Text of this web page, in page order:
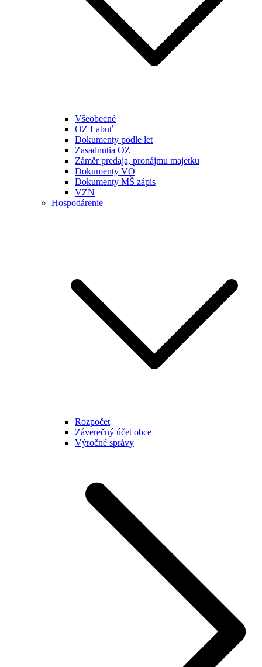
Všeobecné
OZ Labuť
Dokumenty podle let
Zasadnutia OZ
Záměr predaja, pronájmu majetku
Dokumenty VO
Dokumenty MŠ zápis
VZN
Hospodárenie
Rozpočet
Záverečný účet obce
Výročné správy